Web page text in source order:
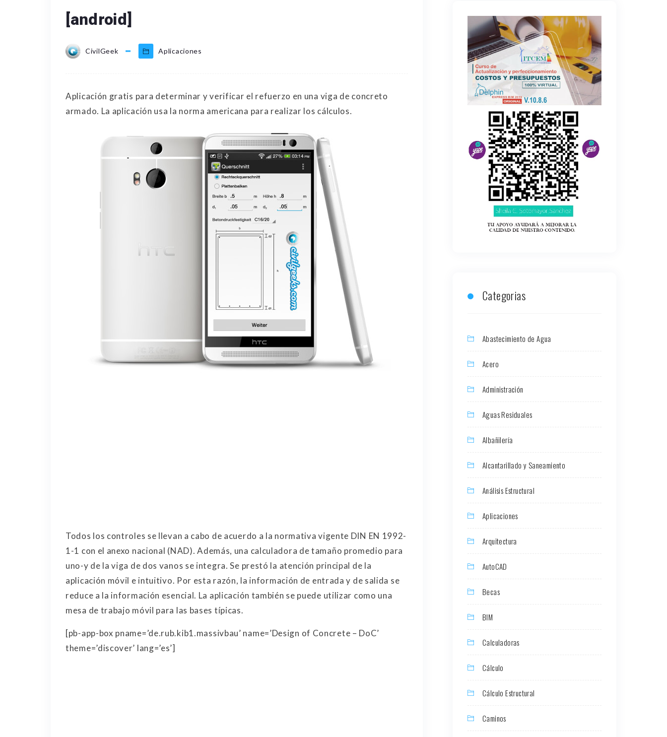
[android]
CivilGeek Aplicaciones
Aplicación gratis para determinar y verificar el refuerzo en una viga de concreto
armado. La aplicación usa la norma americana para realizar los cálculos.
Todos los controles se llevan a cabo de acuerdo a la normativa vigente DIN EN 1992-
1-1 con el anexo nacional (NAD). Además, una calculadora de tamaño promedio para
uno-y de la viga de dos vanos se integra. Se prestó la atención principal de la
aplicación móvil e intuitivo. Por esta razón, la información de entrada y de salida se
reduce a la información esencial. La aplicación también se puede utilizar como una
mesa de trabajo móvil para las bases típicas.
[pb-app-box pname=’de.rub.kib1.massivbau’ name=’Design of Concrete – DoC’
theme=’discover’ lang=’es’]
Categorias
Abastecimiento de Agua
Acero
Administración
Aguas Residuales
Albañilería
Alcantarillado y Saneamiento
Análisis Estructural
Aplicaciones
Arquitectura
AutoCAD
Becas
BIM
Calculadoras
Cálculo
Cálculo Estructural
Caminos